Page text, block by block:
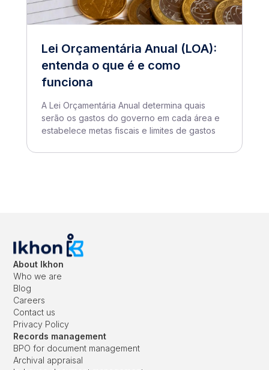
Lei Orçamentária Anual (LOA):
entenda o que é e como
funciona
A Lei Orçamentária Anual determina quais
serão os gastos do governo em cada área e
estabelece metas fiscais e limites de gastos
About Ikhon
Who we are
Blog
Careers
Contact us
Privacy Policy
Records management
BPO for document management
Archival appraisal